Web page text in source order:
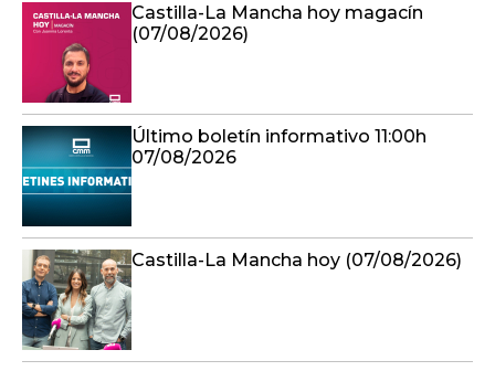
Castilla-La Mancha hoy magacín
(07/08/2026)
Último boletín informativo 11:00h
07/08/2026
Castilla-La Mancha hoy (07/08/2026)